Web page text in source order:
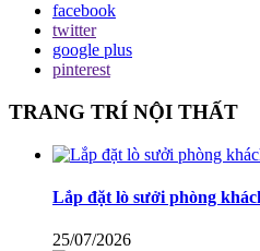
facebook
twitter
google plus
pinterest
TRANG TRÍ NỘI THẤT
Lắp đặt lò sưởi phòng
25/07/2026